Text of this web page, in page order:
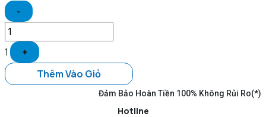
-
1
+
Thêm Vào Giỏ
Đảm Bảo Hoàn Tiền 100% Không Rủi Ro(*)
Hotline